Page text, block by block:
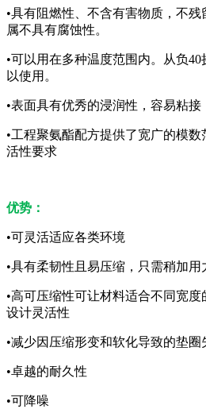
•具有阻燃性、不含有害物质，不
属不具有腐蚀性。
•可以用在多种温度范围内。从负
以使用。
•表面具有优秀的浸润性，容易粘接
•工程聚氨酯配方提供了宽广的模
活性要求
优势：
•可灵活适应各类环境
•具有柔韧性且易压缩，只需稍加
•高可压缩性可让材料适合不同宽
设计灵活性
•减少因压缩形变和软化导致的垫
•卓越的耐久性
•可降噪